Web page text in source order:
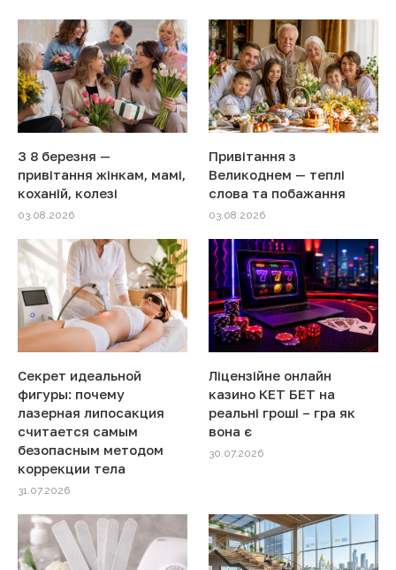
З 8 березня —
привітання жінкам, мамі,
коханій, колезі
03.08.2026
Привітання з
Великоднем — теплі
слова та побажання
03.08.2026
Секрет идеальной
фигуры: почему
лазерная липосакция
считается самым
безопасным методом
коррекции тела
31.07.2026
Ліцензійне онлайн
казино КЕТ БЕТ на
реальні гроші – гра як
вона є
30.07.2026